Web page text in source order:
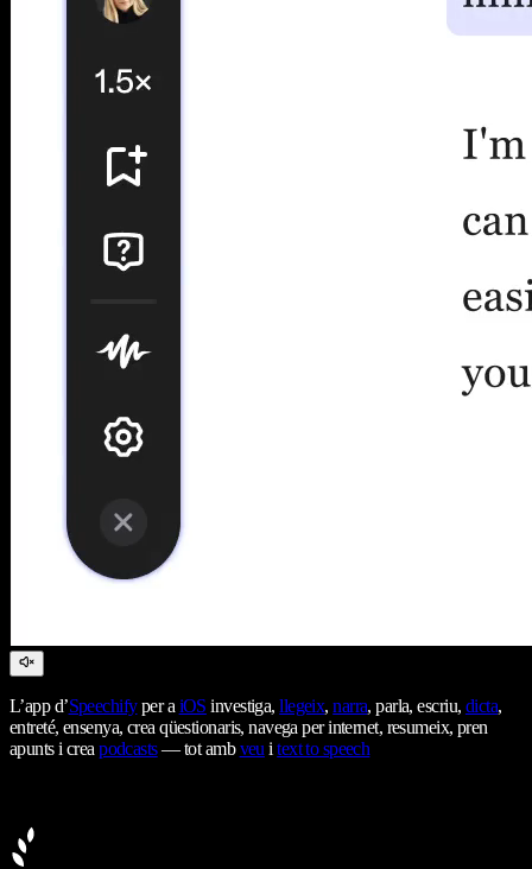
L’app d’Speechifyper aiOS investiga,llegeix,narra, parla, escriu, dicta,
entreté, ensenya, crea qüestionaris, navega per internet, resumeix, pren
apunts i creapodcasts— tot ambveuitext to speech